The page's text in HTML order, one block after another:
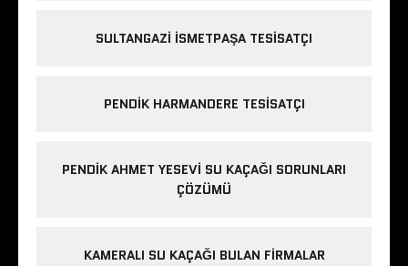
SULTANGAZI ISMETPAŞA TESISATÇI
PENDIK HARMANDERE TESISATÇI
PENDIK AHMET YESEVI SU KAÇAĞI SORUNLARI
ÇÖZÜMÜ
KAMERALI SU KAÇAĞI BULAN FIRMALAR